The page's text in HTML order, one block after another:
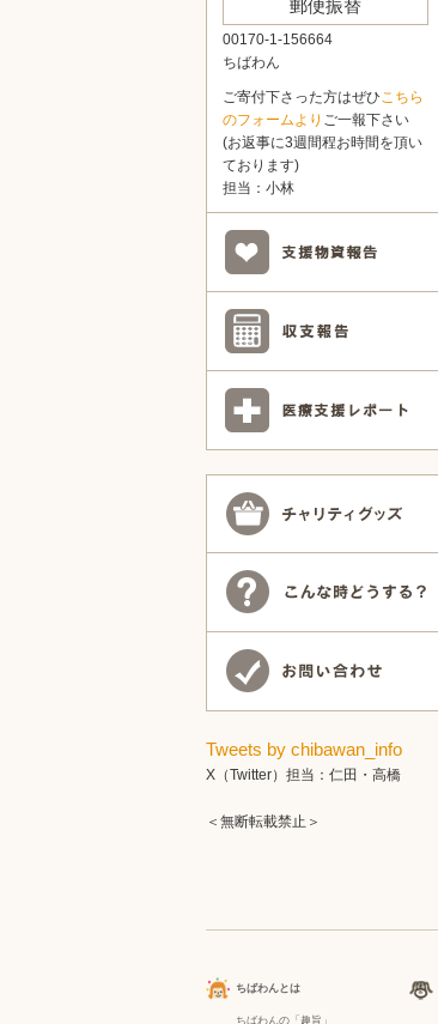
郵便振替
00170-1-156664
ちばわん
ご寄付下さった方はぜひこちら
のフォームより ご一報下さい
(お返事に3週間程お時間を頂い
ております)
担当：小林
Tweets by chibawan_info
X（Twitter）担当：仁田・高橋
＜無断転載禁止＞
ちばわんとは
ちばわんの「趣旨」